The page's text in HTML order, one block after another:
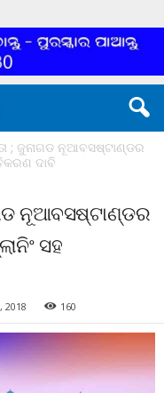
; ଜୁନାଗଡ ନୂଆବସଷ୍ଟାଣ୍ଡର
ଦାବି
ନୂଆବସଷ୍ଟାଣ୍ଡର
ସହ
2018 160